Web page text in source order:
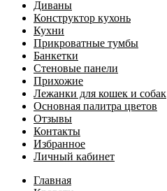
Диваны
Конструктор кухонь
Кухни
Прикроватные тумбы
Банкетки
Стеновые панели
Прихожие
Лежанки для кошек и собак
Основная палитра цветов
Отзывы
Контакты
Избранное
Личный кабинет
Главная